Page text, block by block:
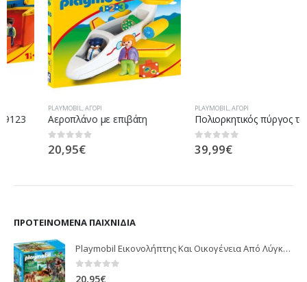
,ΑΓΌΡΙ
Αεροπλάνο με επιβάτη
out of 5
€
,ΑΓΌΡΙ
Πολιορκητικός πύργος του Νόβελμορ
out of 5
€
ΠΡΟΤΕΙΝΌΜΕΝΑ ΠΑΙΧΝΊΔΙΑ
Playmobil Εικονολήπτης Και Οικογένεια Από Λύγκες 5561
0 out of 5